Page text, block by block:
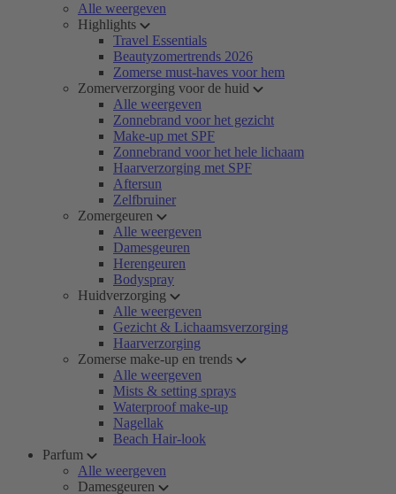
Alle weergeven
Highlights
Travel Essentials
Beautyzomertrends 2026
Zomerse must-haves voor hem
Zomerverzorging voor de huid
Alle weergeven
Zonnebrand voor het gezicht
Make-up met SPF
Zonnebrand voor het hele lichaam
Haarverzorging met SPF
Aftersun
Zelfbruiner
Zomergeuren
Alle weergeven
Damesgeuren
Herengeuren
Bodyspray
Huidverzorging
Alle weergeven
Gezicht & Lichaamsverzorging
Haarverzorging
Zomerse make-up en trends
Alle weergeven
Mists & setting sprays
Waterproof make-up
Nagellak
Beach Hair-look
Parfum
Alle weergeven
Damesgeuren